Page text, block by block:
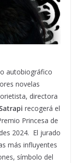
autobiográfico
novelas
directora
recogerá el
Princesa de
2024. El jurado
más influyentes
símbolo del